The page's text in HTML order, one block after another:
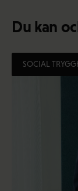
Du kan
SOCIAL